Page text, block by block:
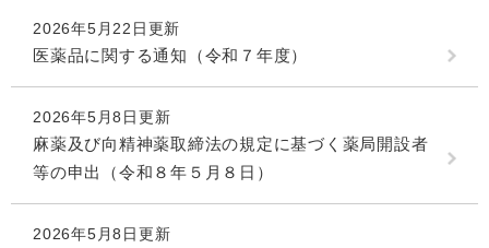
2026年5月22日更新
医薬品に関する通知（令和７年度）
2026年5月8日更新
麻薬及び向精神薬取締法の規定に基づく薬局開設者
等の申出（令和８年５月８日）
2026年5月8日更新